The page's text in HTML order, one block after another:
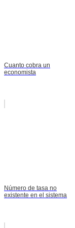
Cuanto cobra un
economista
Número de tasa no
existente en el sistema